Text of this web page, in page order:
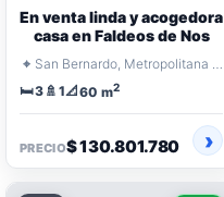
En venta linda y acogedora
casa en Faldeos de Nos
⌖
San Bernardo, Metropolitana Santiago
🛏️3 🚿 1📐60 m2
PRECIO$ 130.801.780